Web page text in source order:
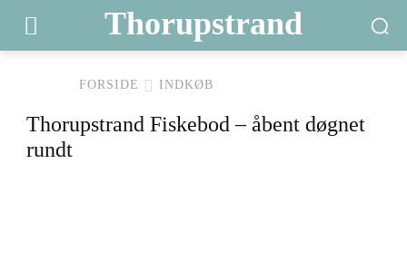
Thorupstrand
FORSIDE INDKØB
Thorupstrand Fiskebod – åbent døgnet
rundt